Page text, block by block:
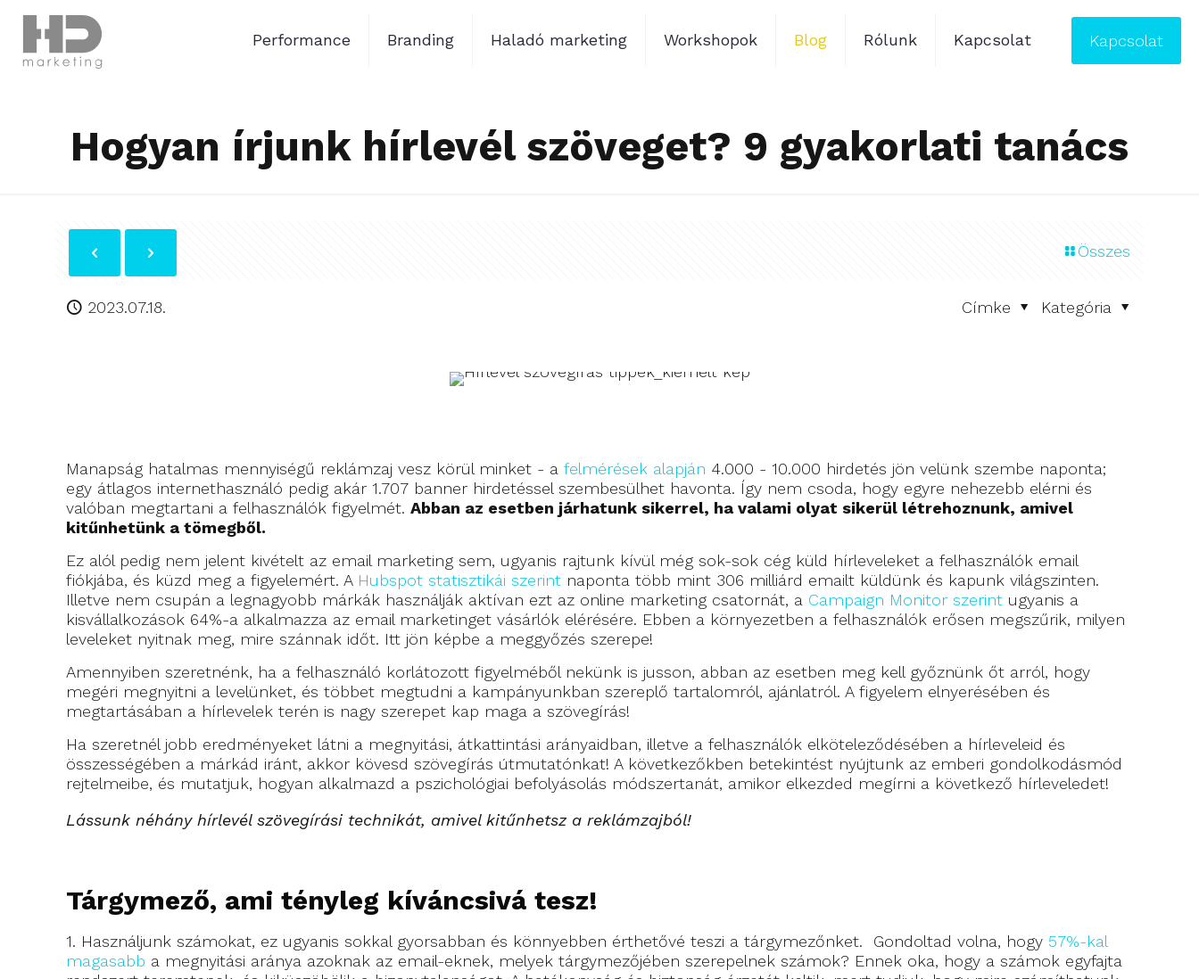
Performance Branding Haladó marketing Workshopok Blog Rólunk Kapcsolat Kapcsolat
Hogyan írjunk hírlevél szöveget? 9 gyakorlati tanács
Összes
2023.07.18. Kategória
Címke
Manapság hatalmas mennyiségű reklámzaj vesz körül minket - a felmérések alapján 4.000 - 10.000 hirdetés jön velünk szembe naponta;
egy átlagos internethasználó pedig akár 1.707 banner hirdetéssel szembesülhet havonta. Így nem csoda, hogy egyre nehezebb elérni és
valóban megtartani a felhasználók figyelmét. Abban az esetben járhatunk sikerrel, ha valami olyat sikerül létrehoznunk, amivel
kitűnhetünk a tömegből.
Ez alól pedig nem jelent kivételt az email marketing sem, ugyanis rajtunk kívül még sok-sok cég küld hírleveleket a felhasználók email
fiókjába, és küzd meg a figyelemért. A Hubspot statisztikái szerint naponta több mint 306 milliárd emailt küldünk és kapunk világszinten.
Illetve nem csupán a legnagyobb márkák használják aktívan ezt az online marketing csatornát, a Campaign Monitor szerint ugyanis a
kisvállalkozások 64%-a alkalmazza az email marketinget vásárlók elérésére. Ebben a környezetben a felhasználók erősen megszűrik, milyen
leveleket nyitnak meg, mire szánnak időt. Itt jön képbe a meggyőzés szerepe!
Amennyiben szeretnénk, ha a felhasználó korlátozott figyelméből nekünk is jusson, abban az esetben meg kell győznünk őt arról, hogy
megéri megnyitni a levelünket, és többet megtudni a kampányunkban szereplő tartalomról, ajánlatról. A figyelem elnyerésében és
megtartásában a hírlevelek terén is nagy szerepet kap maga a szövegírás!
Ha szeretnél jobb eredményeket látni a megnyitási, átkattintási arányaidban, illetve a felhasználók elköteleződésében a hírleveleid és
összességében a márkád iránt, akkor kövesd szövegírás útmutatónkat! A következőkben betekintést nyújtunk az emberi gondolkodásmód
rejtelmeibe, és mutatjuk, hogyan alkalmazd a pszichológiai befolyásolás módszertanát, amikor elkezded megírni a következő hírleveledet!
Lássunk néhány hírlevél szövegírási technikát, amivel kitűnhetsz a reklámzajból!
Tárgymező, ami tényleg kíváncsivá tesz!
1. Használjunk számokat, ez ugyanis sokkal gyorsabban és könnyebben érthetővé teszi a tárgymezőnket. Gondoltad volna, hogy 57%-kal
magasabb a megnyitási aránya azoknak az email-eknek, melyek tárgymezőjében szerepelnek számok? Ennek oka, hogy a számok egyfajta